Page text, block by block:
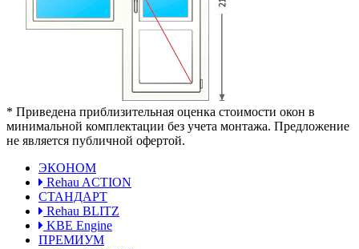
* Приведена приблизительная оценка стоимости окон в
минимальной комплектации без учета монтажа. Предложение
не является публичной офертой.
ЭКОНОМ
Rehau ACTION
СТАНДАРТ
Rehau BLITZ
KBE Engine
ПРЕМИУМ